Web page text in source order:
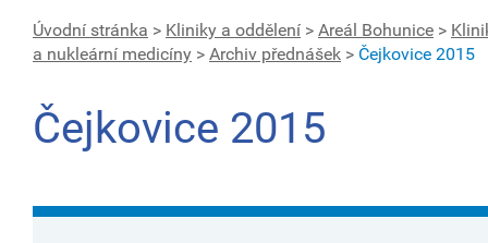
Úvodní stránka > Kliniky a oddělení > Areál Bohunice >
a nukleární medicíny > Archiv přednášek > Čejkovice 2015
Čejkovice 2015